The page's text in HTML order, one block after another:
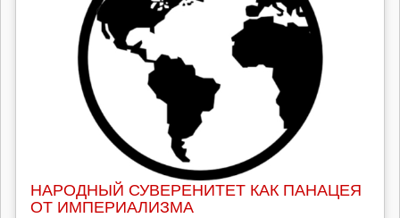
НАРОДНЫЙ СУВЕРЕНИТЕТ КАК ПАНАЦЕЯ
ОТ ИМПЕРИАЛИЗМА